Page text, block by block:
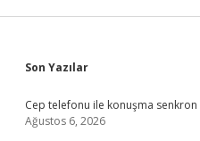
Sidebar
Son Yazılar
Cep telefonu ile konuşma senkron
Ağustos 6, 2026